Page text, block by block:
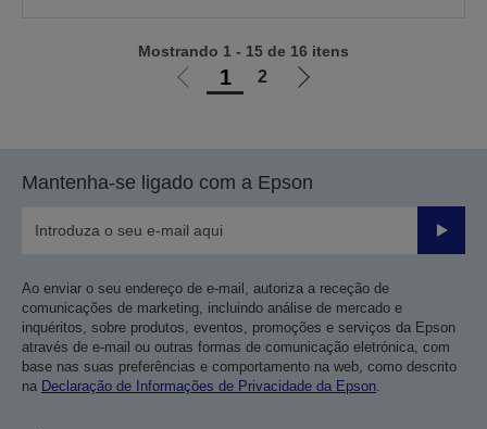
Ir
anterior
1 2
Ir
página
Mostrando 1 - 15 de 16 itens
Mantenha-se ligado com a Epson
Enviar
Ao enviar o seu endereço de e-mail, autoriza a receção de
comunicações de marketing, incluindo análise de mercado e
inquéritos, sobre produtos, eventos, promoções e serviços da Epson
através de e-mail ou outras formas de comunicação eletrónica, com
base nas suas preferências e comportamento na web, como descrito
na Declaração de Informações de Privacidade da Epson.